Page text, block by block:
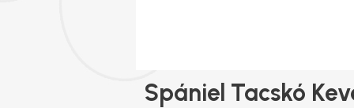
Spániel Tacskó